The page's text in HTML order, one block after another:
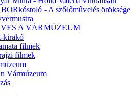
- A szőlőművelés öröksége
A VÁRMÚZEUM
kirakó
filmek
filmek
Vármúzeum